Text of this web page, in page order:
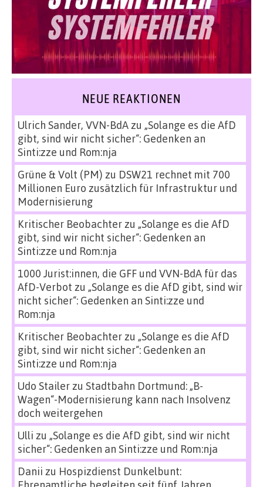
NEUE REAKTIONEN
Ulrich Sander, VVN-BdAzu „Solange es die AfD
gibt, sind wir nicht sicher“: Gedenken an
Sinti:zze und Rom:nja
Grüne & Volt (PM) zu DSW21 rechnet mit 700
Millionen Euro zusätzlich für Infrastruktur und
Modernisierung
Kritischer Beobachterzu „Solange es die AfD
gibt, sind wir nicht sicher“: Gedenken an
Sinti:zze und Rom:nja
1000 Jurist:innen, die GFF und VVN-BdA für das
AfD-Verbot zu „Solange es die AfD gibt, sind wir
nicht sicher“: Gedenken an Sinti:zze und
Rom:nja
Kritischer Beobachterzu „Solange es die AfD
gibt, sind wir nicht sicher“: Gedenken an
Sinti:zze und Rom:nja
Udo Stailerzu Stadtbahn Dortmund: „B-
Wagen“-Modernisierung kann nach Insolvenz
doch weitergehen
Ulli zu „Solange es die AfD gibt, sind wir nicht
sicher“: Gedenken an Sinti:zze und Rom:nja
Danii zu Hospizdienst Dunkelbunt: